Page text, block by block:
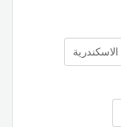
الاسكندرية